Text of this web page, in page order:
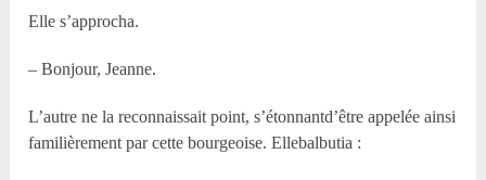
Elle s’approcha.
– Bonjour, Jeanne.
L’autre ne la reconnaissait point, s’étonnantd’être appelée ainsi
familièrement par cette bourgeoise. Ellebalbutia :